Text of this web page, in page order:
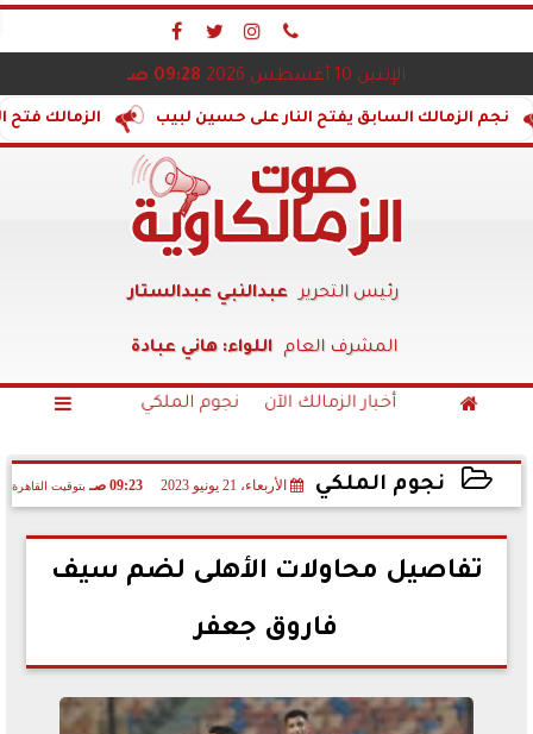
   
الإثنين 10 أغسطس 2026 09:28 صـ
الزمالك فتح السابق يفتح النار على حسين لبيب
رئيس التحرير عبدالنبي عبدالستار
المشرف العام اللواء: هاني عبادة
 أخبار الزمالك الآن نجوم الملكي 
نجوم الملكي الأربعاء، 21 يونيو 2023 09:23 صـ بتوقيت القاهرة
2023-06-21 09:23:47
تفاصيل محاولات الأهلى لضم سيف
فاروق جعفر